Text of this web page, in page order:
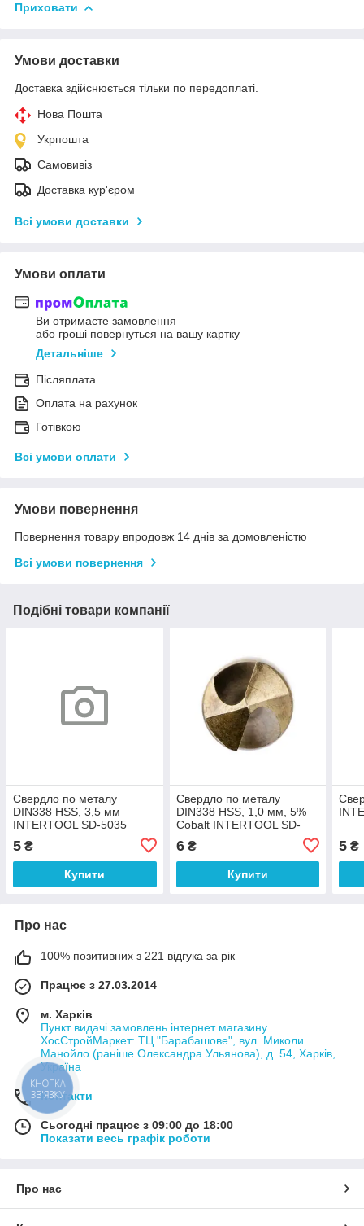
Приховати
Умови доставки
Доставка здійснюється тільки по передоплаті.
Нова Пошта
Укрпошта
Самовивіз
Доставка кур'єром
Всі умови доставки
Умови оплати
Ви отримаєте замовлення
або гроші повернуться на вашу картку
Детальніше
Післяплата
Оплата на рахунок
Готівкою
Всі умови оплати
Умови повернення
Повернення товару впродовж 14 днів за домовленістю
Всі умови повернення
Подібні товари компанії
Свердло по металу
DIN338 HSS, 3,5 мм
INTERTOOL SD-5035
5 ₴
Купити
Свердло по металу
DIN338 HSS, 1,0 мм, 5%
Cobalt INTERTOOL SD-
6₴
Купити
5 ₴
Про нас
100% позитивних з 221 відгука за рік
Працює з 27.03.2014
м. Харків
Пункт видачі замовлень інтернет магазину
ХосСтройМаркет: ТЦ "Барабашове", вул. Миколи
Манойло (раніше Олександра Ульянова), д. 54, Харків,
Україна
Контакти
Сьогодні працює з 09:00 до 18:00
Показати весь графік роботи
Про нас
КНОПКА
ЗВ'ЯЗКУ